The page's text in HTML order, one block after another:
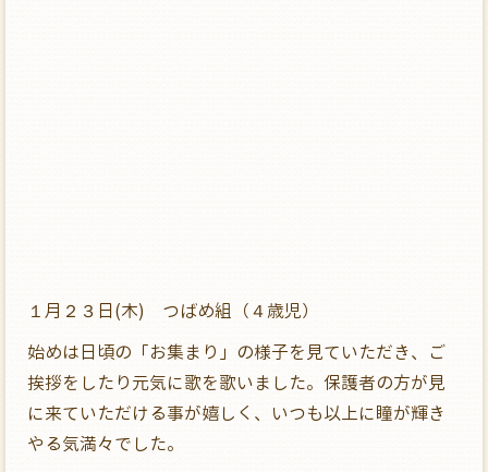
１月２３日(木) つばめ組（４歳児）
始めは日頃の「お集まり」の様子を見ていただき、ご
挨拶をしたり元気に歌を歌いました。保護者の方が見
に来ていただける事が嬉しく、いつも以上に瞳が輝き
やる気満々でした。